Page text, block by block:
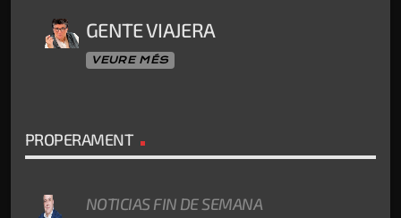
GENTE VIAJERA
VEURE MÉS
PROPERAMENT
NOTICIAS FIN DE SEMANA